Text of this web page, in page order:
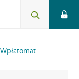
Wpłatomat